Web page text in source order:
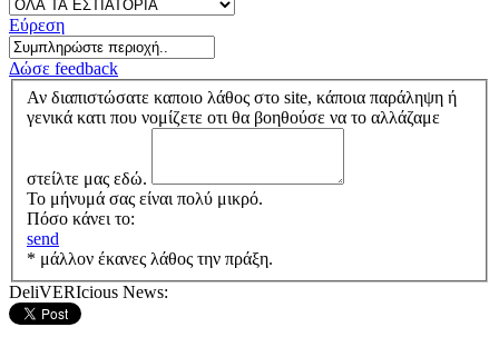
Εύρεση
Δώσε feedback
Αν διαπιστώσατε καποιο λάθος στο site, κάποια παράληψη ή
γενικά κατι που νομίζετε οτι θα βοηθούσε να το αλλάζαμε
στείλτε μας εδώ.
Το μήνυμά σας είναι πολύ μικρό.
Πόσο κάνει το:
send
* μάλλον έκανες λάθος την πράξη.
DeliVERIcious News: